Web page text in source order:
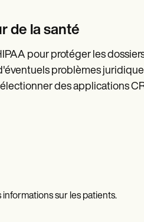
de la santé
pour protéger les
problèmes
des applications
sur les patients.